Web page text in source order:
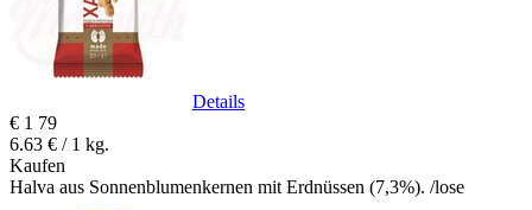
Details
€ 1 79
6.63 € / 1 kg.
Kaufen
Halva aus Sonnenblumenkernen mit Erdnüssen (7,3%). /lose